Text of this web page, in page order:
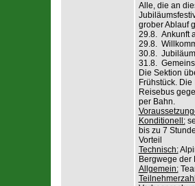
Alle, die an
grober Ablauf
29.8. Ankunft
29.8.
30.8.
31.8.
Die Sektion
Frühstück.
Reisebus
per Bahn.
Konditionell:
bis zu 7
Vorteil
Technisch:
Bergwege
Allgemein: